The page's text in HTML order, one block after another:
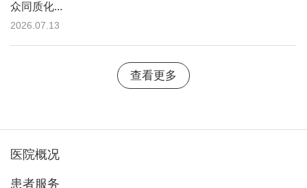
众同质化...
2026.07.13
查看更多
医院概况
患者服务